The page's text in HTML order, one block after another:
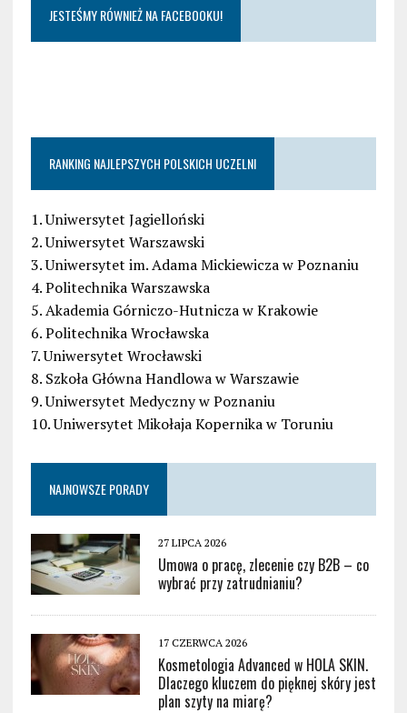
JESTEŚMY RÓWNIEŻ NA FACEBOOKU!
RANKING NAJLEPSZYCH POLSKICH UCZELNI
1. Uniwersytet Jagielloński
2. Uniwersytet Warszawski
3. Uniwersytet im. Adama Mickiewicza w Poznaniu
4. Politechnika Warszawska
5. Akademia Górniczo-Hutnicza w Krakowie
6. Politechnika Wrocławska
7. Uniwersytet Wrocławski
8. Szkoła Główna Handlowa w Warszawie
9. Uniwersytet Medyczny w Poznaniu
10. Uniwersytet Mikołaja Kopernika w Toruniu
NAJNOWSZE PORADY
27 LIPCA 2026
Umowa o pracę, zlecenie czy B2B – co
wybrać przy zatrudnianiu?
17 CZERWCA 2026
Kosmetologia Advanced w HOLA SKIN.
Dlaczego kluczem do pięknej skóry jest
plan szyty na miarę?